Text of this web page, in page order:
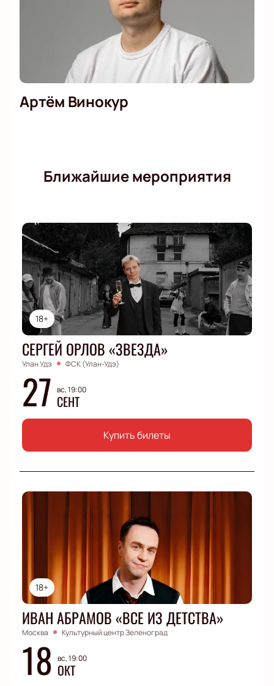
Артём Винокур
Ближайшие мероприятия
18+
СЕРГЕЙ ОРЛОВ «ЗВЕЗДА»
Улан Удэ ФСК (Улан-Удэ)
27 вс, 19:00
СЕНТ
Купить билеты
18+
ИВАН АБРАМОВ «ВСЕ ИЗ ДЕТСТВА»
Москва Культурный центр Зеленоград
18 вс, 19:00
ОКТ